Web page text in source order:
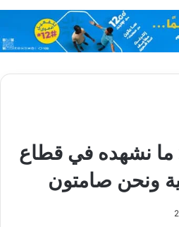
ما نشهده في قطاع
ونحن صامتون